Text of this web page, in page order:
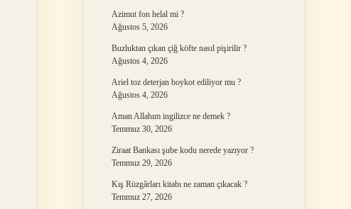
Azimut fon helal mi ?
Ağustos 5, 2026
Buzluktan çıkan çiğ köfte nasıl pişirilir ?
Ağustos 4, 2026
Ariel toz deterjan boykot ediliyor mu ?
Ağustos 4, 2026
Aman Allahım ingilizce ne demek ?
Temmuz 30, 2026
Ziraat Bankası şube kodu nerede yazıyor ?
Temmuz 29, 2026
Kış Rüzgârları kitabı ne zaman çıkacak ?
Temmuz 27, 2026